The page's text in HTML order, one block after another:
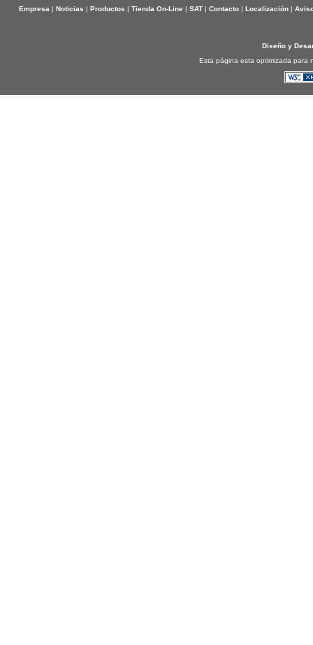
Empresa| Noticias | Productos | Tienda On-Line | SAT| Contacto| Localización|
Diseño y
Esta página esta optimizada para